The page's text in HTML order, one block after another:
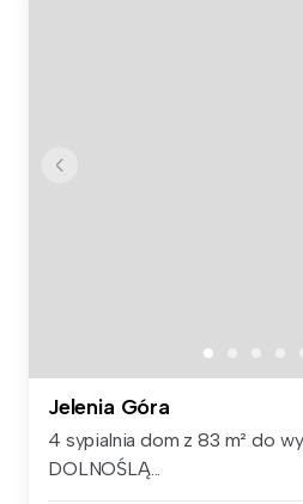
Jelenia Góra
4 sypialnia dom z 83 m² do
DOLNOŚLĄ...